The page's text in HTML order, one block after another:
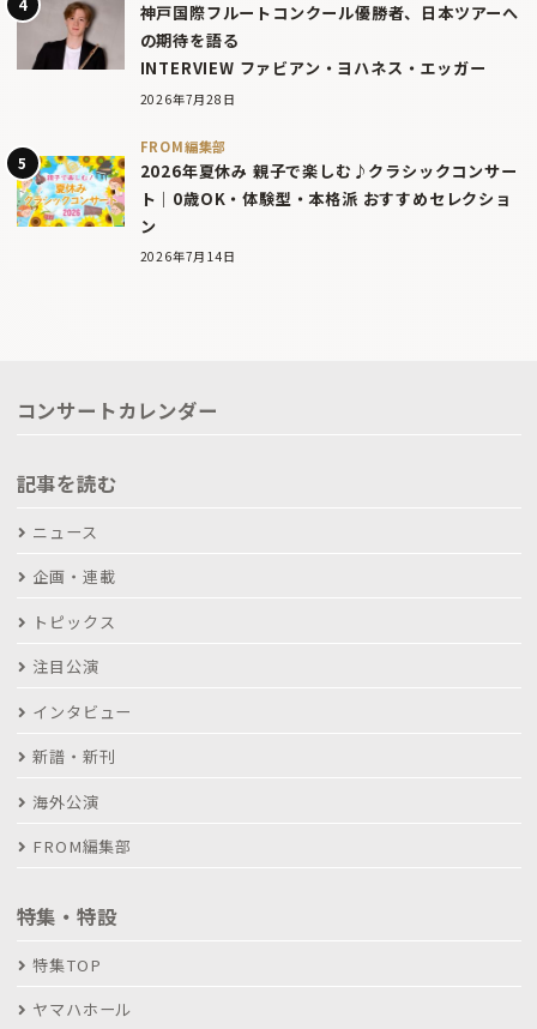
神戸国際フルートコンクール優勝者、日本ツアーへ
の期待を語る
INTERVIEW ファビアン・ヨハネス・エッガー
2026年7月28日
FROM編集部
2026年夏休み 親子で楽しむ♪クラシックコンサー
ト｜0歳OK・体験型・本格派 おすすめセレクショ
ン
2026年7月14日
コンサートカレンダー
記事を読む
ニュース
企画・連載
トピックス
注目公演
インタビュー
新譜・新刊
海外公演
FROM編集部
特集・特設
特集TOP
ヤマハホール